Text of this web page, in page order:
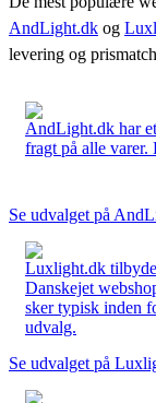
AndLight.dk og
levering og
AndLight.dk har
fragt på alle varer.
Se udvalget på
Luxlight.dk
Danskejet
sker typisk inden
udvalg.
Se udvalget på